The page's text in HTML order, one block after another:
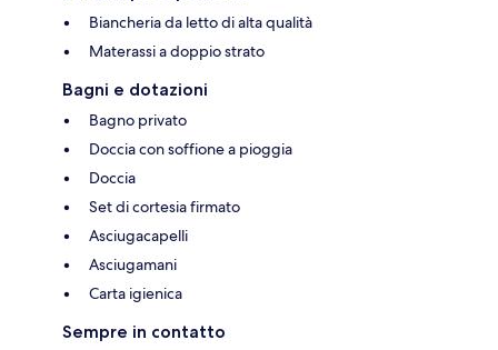
Biancheria da letto di alta qualità
Materassi a doppio strato
Bagni e dotazioni
Bagno privato
Doccia con soffione a pioggia
Doccia
Set di cortesia firmato
Asciugacapelli
Asciugamani
Carta igienica
Sempre in contatto